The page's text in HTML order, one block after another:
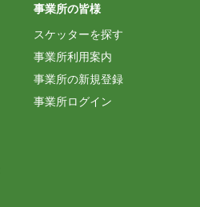
事業所の皆様
スケッターを探す
事業所利用案内
事業所の新規登録
事業所ログイン